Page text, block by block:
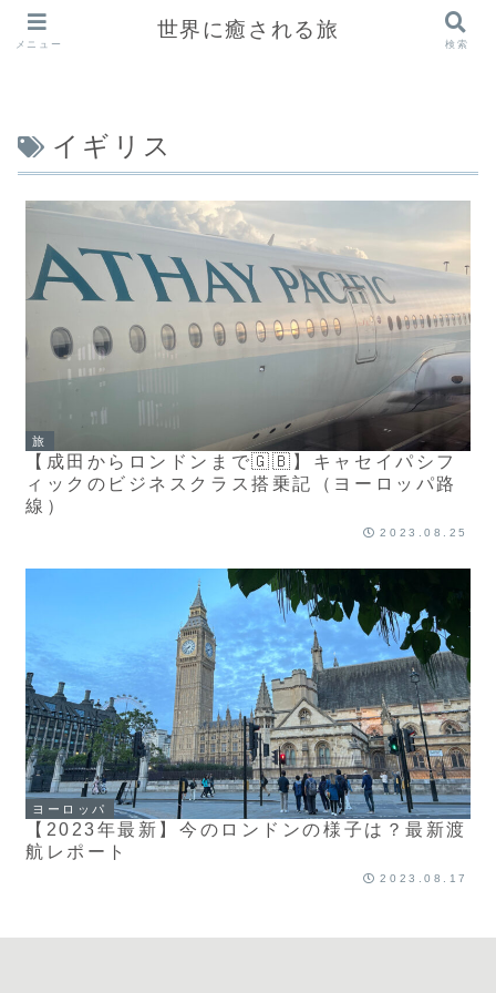
イギリス
旅
【成田からロンドンまで🇬🇧】キャセイパシフ
ィックのビジネスクラス搭乗記（ヨーロッパ路
線）
2023.08.25
ヨーロッパ
【2023年最新】今のロンドンの様子は？最新渡
航レポート
2023.08.17
メニュー
世界に癒される旅
検索